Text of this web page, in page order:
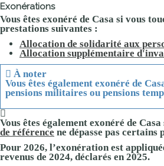
Exonérations
Vous êtes exonéré de Casa si vous
prestations suivantes :
Allocation de solidarité aux
Allocation supplémentaire
À noter
Vous êtes également exonéré de
pensions militaires ou pensions
Vous êtes également exonéré de
de référence ne dépasse pas certains
Pour 2026, l’exonération est
revenus de 2024, déclarés en 2025.